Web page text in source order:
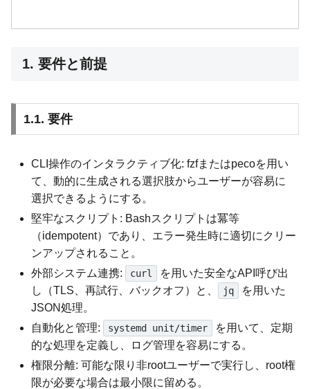
1. 要件と前提
1.1. 要件
CLI操作のインタラクティブ化: fzfまたはpecoを用い
て、動的に生成される選択肢からユーザーが容易に
選択できるようにする。
堅牢なスクリプト: Bashスクリプトは冪等
（idempotent）であり、エラー発生時に適切にクリー
ンアップされること。
外部システム連携:
curl
を用いた安全なAPI呼び出
し（TLS、再試行、バックオフ）と、
jq
を用いた
JSON処理。
自動化と管理:
systemd unit/timer
を用いて、定期
的な処理を定義し、ログ管理を容易にする。
権限分離: 可能な限り非rootユーザーで実行し、root権
限が必要な場合は最小限に留める。